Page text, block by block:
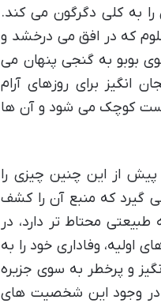
را به کلی دگرگون می کند.
که در افق می درخشد و
بوبو به گنجی پنهان می
برای روزهای آرام
کوچک می شود و آن ها
پیش از این چنین چیزی را
گیرد که منبع آن را کشف
محتاط تر دارد، در
اولیه، وفاداری خود را به
و پرخطر به سوی جزیره
در وجود این شخصیت های